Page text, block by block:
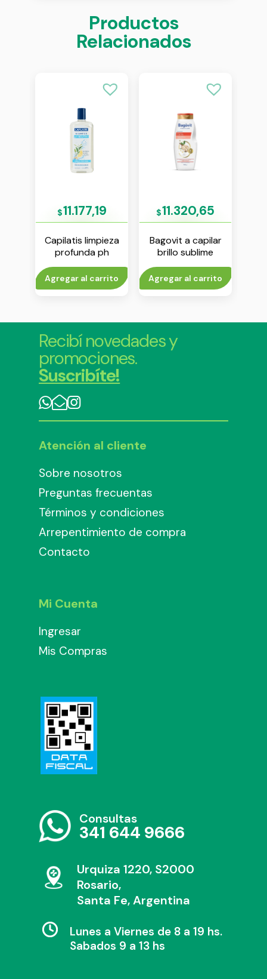
Productos
Relacionados
$11.177,19
Capilatis limpieza
profunda ph
neutro shampoo x
420 ml
Agregar al carrito
$11.320,65
Bagovit a capilar
brillo sublime
shampoo x 350 ml
Agregar al carrito
Recibí novedades y
promociones.
Suscribíte!
Atención al cliente
Sobre nosotros
Preguntas frecuentas
Términos y condiciones
Arrepentimiento de compra
Contacto
Mi Cuenta
Ingresar
Mis Compras
Consultas
341 644 9666
Urquiza 1220, S2000
Rosario,
Santa Fe, Argentina
Lunes a Viernes de 8 a 19 hs.
Sabados 9 a 13 hs